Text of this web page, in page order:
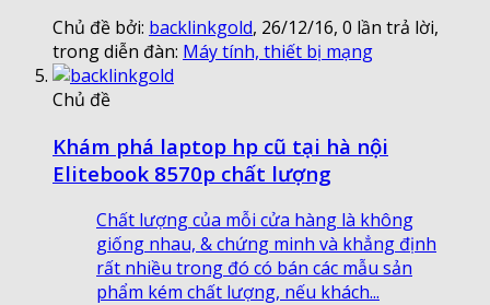
Chủ đề bởi: backlinkgold, 26/12/16, 0 lần trả lời,
trong diễn đàn: Máy tính, thiết bị mạng
Chủ đề
Khám phá laptop hp cũ tại hà nội
Elitebook 8570p chất lượng
Chất lượng của mỗi cửa hàng là không
giống nhau, & chứng minh và khẳng định
rất nhiều trong đó có bán các mẫu sản
phẩm kém chất lượng, nếu khách...